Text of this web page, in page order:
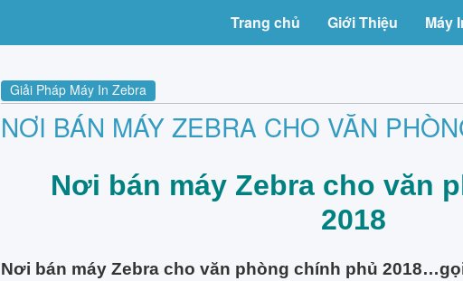
Trang chủ Giới Thiệu Máy
Giải Pháp Máy In Zebra
NƠI BÁN MÁY ZEBRA CHO VĂN
Nơi bán máy Zebra cho văn
2018
Nơi bán máy Zebra cho văn phòng chính phủ